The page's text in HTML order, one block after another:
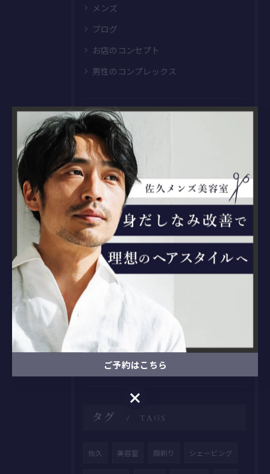
メンズ
ブログ
お店のコンセプト
男性のコンプレックス
最近の投稿
POSTS
2026/04/08
佐久市の理容室
2020/05/26
佐久市のお顔剃りができる理・美容室をお探しの方
2020/05/26
タグ TAGS
佐久 美容室 顔剃り シェービング
ご予約はこちら
ご予約はこちら